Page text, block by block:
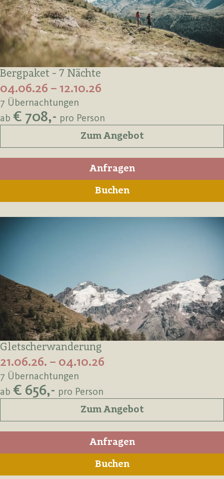
Bergpaket - 7 Nächte
04.06.26 – 12.10.26
7 Übernachtungen
ab € 708,- pro Person
Zum Angebot
Anfragen
Buchen
Gletscherwanderung
21.06.26. – 04.10.26
7 Übernachtungen
ab € 656,- pro Person
Zum Angebot
Anfragen
Buchen